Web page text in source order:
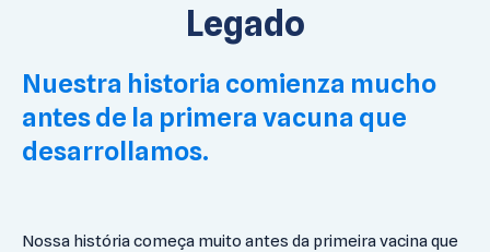
Legado
Nuestra historia comienza mucho
antes de la primera vacuna que
desarrollamos.
Nossa história começa muito antes da primeira vacina que